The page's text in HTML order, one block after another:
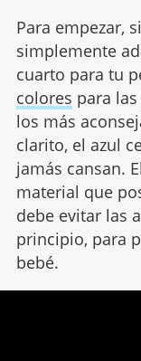
Para empezar,
simplemente
cuarto para tu
colores para
los más
clarito, el azul
jamás cansan.
material que
debe evitar las
principio, para
bebé.